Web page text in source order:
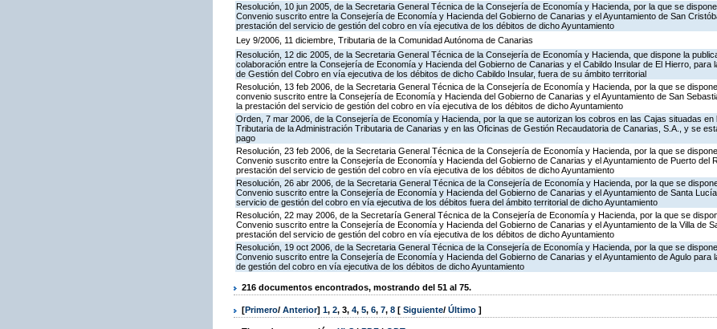
Resolución, 10 jun 2005, de la Secretaria General Técnica de la Consejería de Economía y Hacienda, por la que se
Convenio suscrito entre la Consejería de Economía y Hacienda del Gobierno de Canarias y el Ayuntamiento de San
prestación del servicio de gestión del cobro en vía ejecutiva de los débitos de dicho Ayuntamiento
Ley 9/2006, 11 diciembre, Tributaria de la Comunidad Autónoma de Canarias
Resolución, 12 dic 2005, de la Secretaria General Técnica de la Consejería de Economía y Hacienda, que dispone la
colaboración entre la Consejería de Economía y Hacienda del Gobierno de Canarias y el Cabildo Insular de El Hierro, para
de Gestión del Cobro en vía ejecutiva de los débitos de dicho Cabildo Insular, fuera de su ámbito territorial
Resolución, 13 feb 2006, de la Secretaria General Técnica de la Consejería de Economía y Hacienda, por la que se
convenio suscrito entre la Consejería de Economía y Hacienda del Gobierno de Canarias y el Ayuntamiento de San
la prestación del servicio de gestión del cobro en vía ejecutiva de los débitos de dicho Ayuntamiento
Orden, 7 mar 2006, de la Consejería de Economía y Hacienda, por la que se autorizan los cobros en las Cajas situadas en
Tributaria de la Administración Tributaria de Canarias y en las Oficinas de Gestión Recaudatoria de Canarias, S.A., y se
pago
Resolución, 23 feb 2006, de la Secretaria General Técnica de la Consejería de Economía y Hacienda, por la que se
Convenio suscrito entre la Consejería de Economía y Hacienda del Gobierno de Canarias y el Ayuntamiento de Puerto del
prestación del servicio de gestión del cobro en vía ejecutiva de los débitos de dicho Ayuntamiento
Resolución, 26 abr 2006, de la Secretaria General Técnica de la Consejería de Economía y Hacienda, por la que se
Convenio suscrito entre la Consejería de Economía y Hacienda del Gobierno de Canarias y el Ayuntamiento de Santa
servicio de gestión del cobro en vía ejecutiva de los débitos fuera del ámbito territorial de dicho Ayuntamiento
Resolución, 22 may 2006, de la Secretaría General Técnica de la Consejería de Economía y Hacienda, por la que se
Convenio suscrito entre la Consejería de Economía y Hacienda del Gobierno de Canarias y el Ayuntamiento de la Villa de
prestación del servicio de gestión del cobro en vía ejecutiva de los débitos de dicho Ayuntamiento
Resolución, 19 oct 2006, de la Secretaria General Técnica de la Consejería de Economía y Hacienda, por la que se
Convenio suscrito entre la Consejería de Economía y Hacienda del Gobierno de Canarias y el Ayuntamiento de Agulo para
de gestión del cobro en vía ejecutiva de los débitos de dicho Ayuntamiento
216 documentos encontrados, mostrando del 51 al 75.
[Primero/ Anterior] 1, 2, 3, 4, 5, 6, 7, 8 [ Siguiente/ Último ]